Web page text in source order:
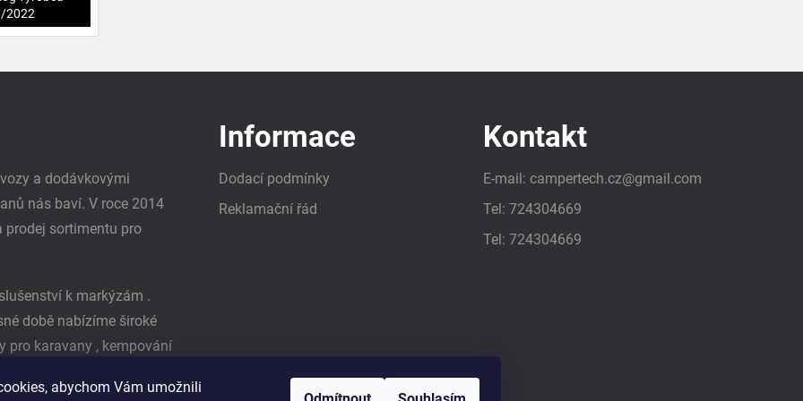
abychom Vám umožnili
2022
a dodávkovými
nás baví. V roce 2014
prodej sortimentu pro
k markýzám .
době nabízíme široké
pro karavany , kempování
Reimo
Informace
Dodací podmínky
Reklamační řád
Kontakt
E-mail: campertech.cz@gmail.com
Tel: 724304669
Tel: 724304669